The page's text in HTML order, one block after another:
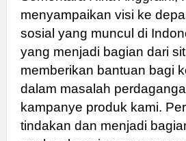
menyampaikan visi ke
sosial yang muncul di
yang menjadi bagian dari
memberikan bantuan bagi
dalam masalah
kampanye produk kami.
tindakan dan menjadi